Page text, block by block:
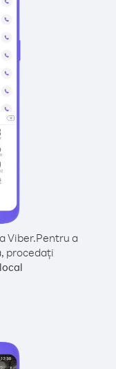
Viber.Pentru a
procedați